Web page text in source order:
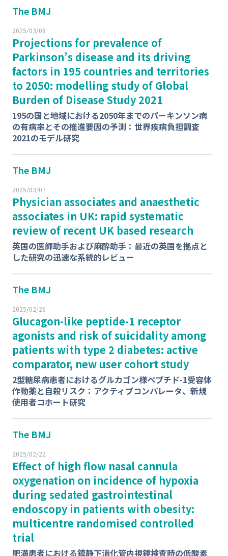
The BMJ
2025/03/08
Projections for prevalence of
Parkinson’s disease and its driving
factors in 195 countries and territories
to 2050: modelling study of Global
Burden of Disease Study 2021
195の国と地域における2050年までのパーキンソン病
の有病率とその推進要因の予測：世界疾病負担調査
2021のモデル研究
The BMJ
2025/03/07
Physician associates and anaesthetic
associates in UK: rapid systematic
review of recent UK based research
英国の医師助手および麻酔助手：最近の英国を拠点と
した研究の迅速な系統的レビュー
The BMJ
2025/02/26
Glucagon-like peptide-1 receptor
agonists and risk of suicidality among
patients with type 2 diabetes: active
comparator, new user cohort study
2型糖尿病患者におけるグルカゴン様ペプチド-1受容体
作動薬と自殺リスク：アクティブコンパレータ、新規
使用者コホート研究
The BMJ
2025/02/22
Effect of high flow nasal cannula
oxygenation on incidence of hypoxia
during sedated gastrointestinal
endoscopy in patients with obesity:
multicentre randomised controlled
trial
肥満患者における鎮静下消化管内視鏡検査時の低酸素